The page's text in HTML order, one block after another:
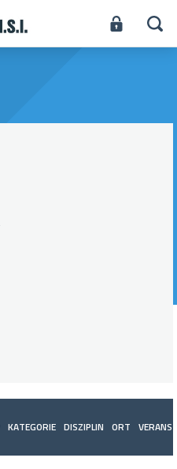
KATEGORIE DISZIPLIN ORT